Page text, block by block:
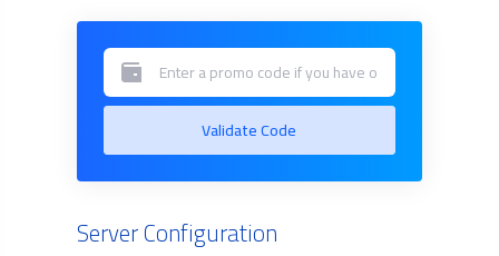
Validate Code
Server Configuration